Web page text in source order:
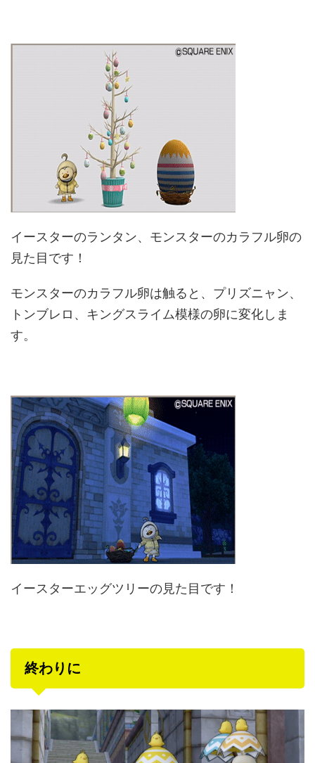
イースターのランタン、モンスターのカラフル卵の
見た目です！
モンスターのカラフル卵は触ると、プリズニャン、
トンブレロ、キングスライム模様の卵に変化しま
す。
イースターエッグツリーの見た目です！
終わりに